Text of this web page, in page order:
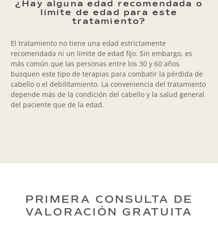
¿Hay alguna edad recomendada o
límite de edad para este
tratamiento?
El tratamiento no tiene una edad estrictamente
recomendada ni un límite de edad fijo. Sin embargo, es
más común que las personas entre los 30 y 60 años
busquen este tipo de terapias para combatir la pérdida de
cabello o el debilitamiento. La conveniencia del tratamiento
depende más de la condición del cabello y la salud general
del paciente que de la edad.
PRIMERA CONSULTA DE
VALORACIÓN GRATUITA